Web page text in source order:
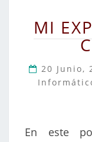
MI
20 Junio,
En este